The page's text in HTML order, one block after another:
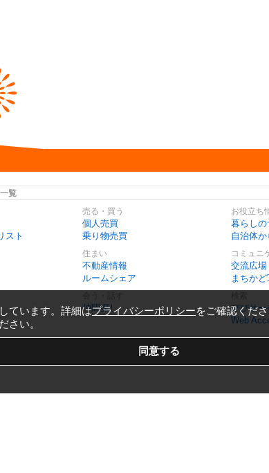
覧
スト
売る・買う
個人売買
乗り物売買
住まい
不動産情報
ルームシェア
仲間探し
お役立ち
暮らし
自治体
コミュニ
交流広場
まちか
びびサー
Web
ています。詳細はプライバシーポリシーをご確認くだ
さい。